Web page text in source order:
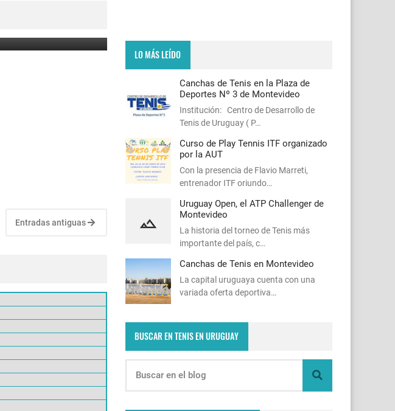
Entradas antiguas
LO MÁS LEÍDO
Canchas de Tenis en la Plaza de
Deportes Nº 3 de Montevideo
Institución: Centro de Desarrollo de
Tenis de Uruguay ( P…
Curso de Play Tennis ITF organizado
por la AUT
Con la presencia de Flavio Marreti,
entrenador ITF oriundo…
Uruguay Open, el ATP Challenger de
Montevideo
La historia del torneo de Tenis más
importante del país, c…
Canchas de Tenis en Montevideo
La capital uruguaya cuenta con una
variada oferta deportiva…
BUSCAR EN TENIS EN URUGUAY